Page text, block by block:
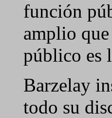
función
amplio
público es
Barzelay
todo su